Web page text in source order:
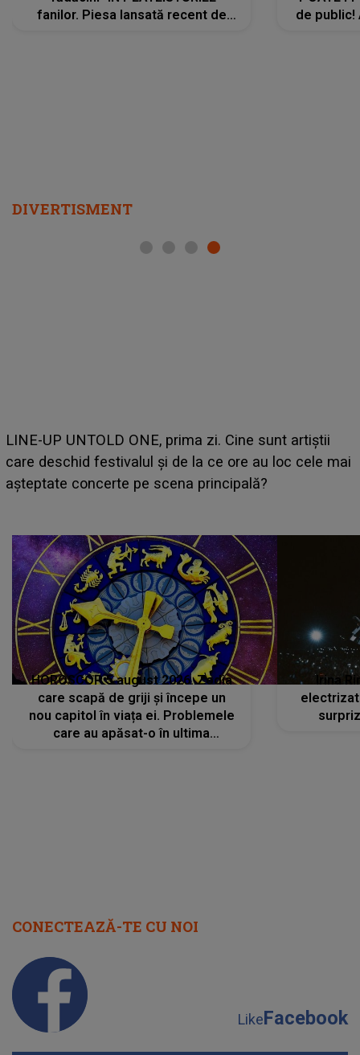
fanilor. Piesa lansată recent de
de public!
DIVERTISMENT
LINE-UP UNTOLD ONE, prima zi. Cine sunt artiștii
care deschid festivalul și de la ce ore au loc cele mai
așteptate concerte pe scena principală?
HOROSCOP 5 august 2026. Zodia
care scapă de griji și începe un
nou capitol în viața ei. Problemele
care au apăsat-o în ultima
Irina
CONECTEAZĂ-TE CU NOI
LikeFacebook